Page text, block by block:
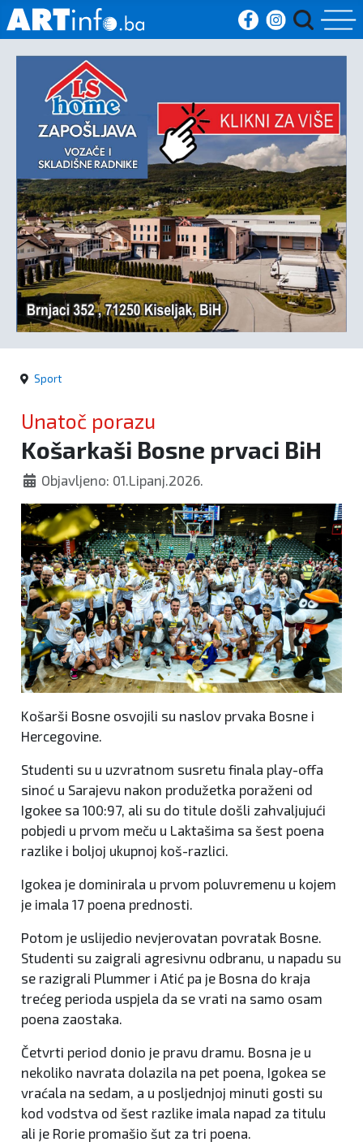
Početna
Vijesti
Sport
Kultura
Crna
kronika
Politika
Sport
Unatoč porazu
Košarkaši Bosne prvaci BiH
Objavljeno: 01.Lipanj.2026.
Košarši Bosne osvojili su naslov prvaka Bosne i
Hercegovine.
Studenti su u uzvratnom susretu finala play-offa
sinoć u Sarajevu nakon produžetka poraženi od
Igokee sa 100:97, ali su do titule došli zahvaljujući
pobjedi u prvom meču u Laktašima sa šest poena
razlike i boljoj ukupnoj koš-razlici.
Igokea je dominirala u prvom poluvremenu u kojem
je imala 17 poena prednosti.
Potom je uslijedio nevjerovatan povratak Bosne.
Studenti su zaigrali agresivnu odbranu, u napadu su
se razigrali Plummer i Atić pa je Bosna do kraja
trećeg perioda uspjela da se vrati na samo osam
poena zaostaka.
Četvrti period donio je pravu dramu. Bosna je u
nekoliko navrata dolazila na pet poena, Igokea se
vraćala na sedam, a u posljednjoj minuti gosti su
kod vodstva od šest razlike imala napad za titulu
ali je Rorie promašio šut za tri poena.